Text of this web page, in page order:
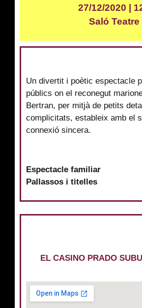
27/12/2020 |
Saló Teatre
Un divertit i poètic espectacle
públics on el reconegut
Bertran, per mitjà de petits
complicitats, estableix amb el
connexió sincera.
Espectacle familiar
Pallassos i titelles
EL CASINO PRADO